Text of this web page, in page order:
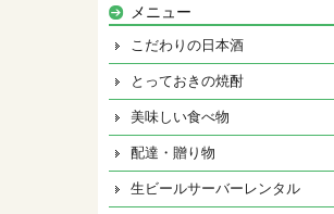
メニュー
こだわりの日本酒
とっておきの焼酎
美味しい食べ物
配達・贈り物
生ビールサーバーレンタル